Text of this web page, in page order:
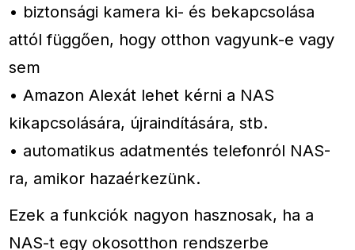
• biztonsági kamera ki- és bekapcsolása
attól függően, hogy otthon vagyunk-e vagy
sem
• Amazon Alexát lehet kérni a NAS
kikapcsolására, újraindítására, stb.
• automatikus adatmentés telefonról NAS-
ra, amikor hazaérkezünk.
Ezek a funkciók nagyon hasznosak, ha a
NAS-t egy okosotthon rendszerbe